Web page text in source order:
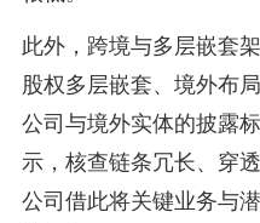
此外，跨境与多层嵌套
股权多层嵌套、境外布
公司与境外实体的披露
示，核查链条冗长、穿
公司借此将关键业务与